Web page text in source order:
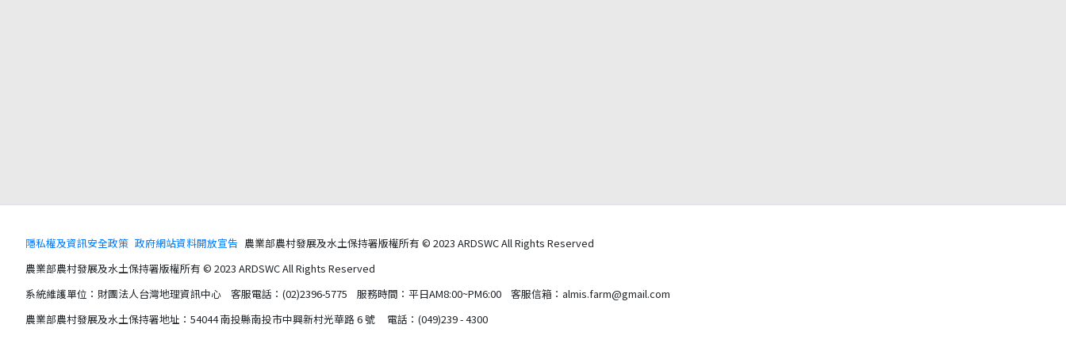
隱私權及資訊安全政策 政府網站資料開放宣告 農業部農村發展及水土保持署版權所有 © 2023 ARDSWC All Rights Reserved
農業部農村發展及水土保持署版權所有 © 2023 ARDSWC All Rights Reserved
系統維護單位：財團法人台灣地理資訊中心 客服電話：(02)2396-5775 服務時間：平日AM8:00~PM6:00 客服信箱：almis.farm@gmail.com
農業部農村發展及水土保持署地址：54044 南投縣南投市中興新村光華路 6 號 電話：(049)239 - 4300